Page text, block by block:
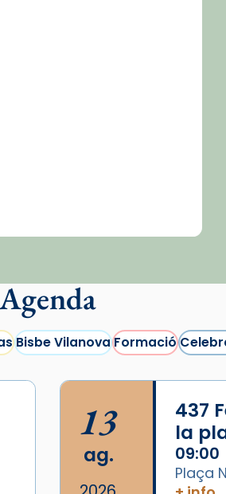
Agenda
Bisbe VilanovaFormació
13
ag.
437
la
09:00
Plaça